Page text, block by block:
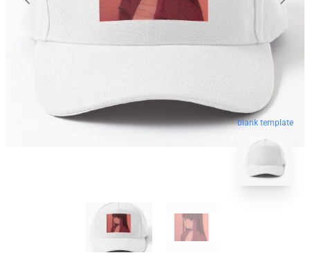
blank template